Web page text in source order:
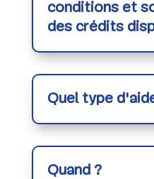
conditions et
des crédits
Quel type
Quand ?